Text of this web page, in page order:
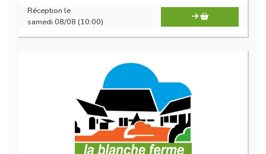
Réception le
samedi 08/08 (10:00)